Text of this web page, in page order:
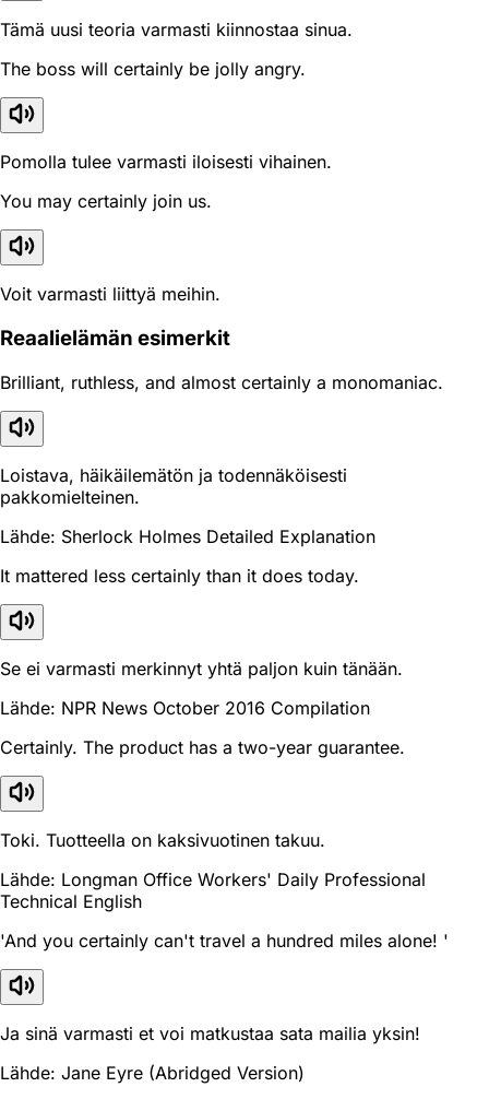
Tämä uusi teoria varmasti kiinnostaa sinua.
The boss will certainly be jolly angry.
Pomolla tulee varmasti iloisesti vihainen.
You may certainly join us.
Voit varmasti liittyä meihin.
Reaali­elämän esimerkit
Brilliant, ruthless, and almost certainly a monomaniac.
Loistava, häikäilemätön ja todennäköisesti
pakkomielteinen.
Lähde: Sherlock Holmes Detailed Explanation
It mattered less certainly than it does today.
Se ei varmasti merkinnyt yhtä paljon kuin tänään.
Lähde: NPR News October 2016 Compilation
Certainly. The product has a two-year guarantee.
Toki. Tuotteella on kaksivuotinen takuu.
Lähde: Longman Office Workers' Daily Professional
Technical English
'And you certainly can't travel a hundred miles alone! '
Ja sinä varmasti et voi matkustaa sata mailia yksin!
Lähde: Jane Eyre (Abridged Version)